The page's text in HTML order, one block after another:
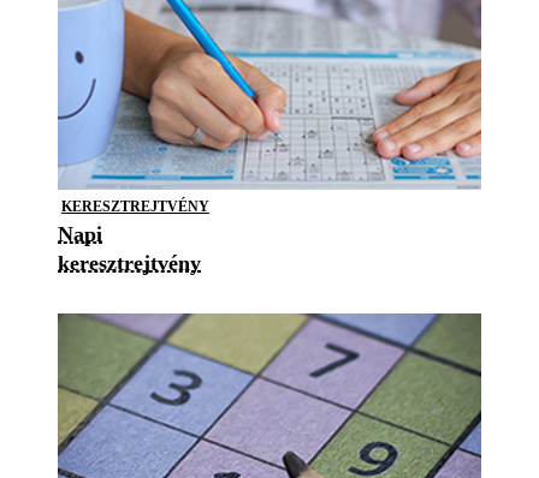
KERESZTREJTVÉNY
Napi
keresztrejtvény